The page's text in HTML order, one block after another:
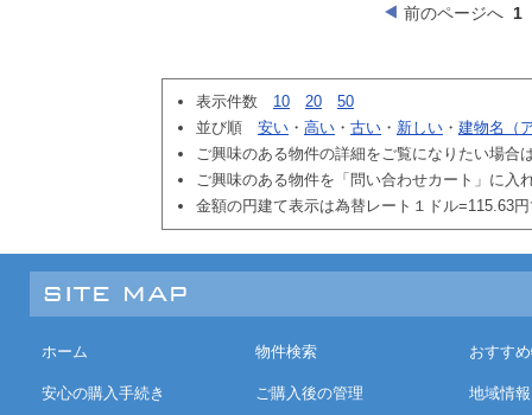
前のページへ 1
表示件数 10 20
50
並び順 安い ・ 高い ・ 古い ・ 新しい ・ 建物名（
ご興味のある物件の詳細をご覧になりたい場合
ご興味のある物件を「問い合わせカート」に入
金額の円建て表示は為替レート１ドル=115.63
ホーム 物件検索 おすす
安心の購入手続き ご購入後の管理 地域情報